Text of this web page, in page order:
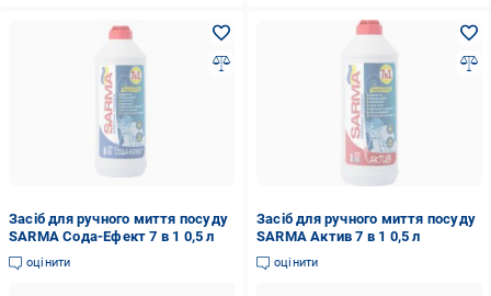
Засіб для ручного миття посуду
SARMA Сода-Ефект 7 в 1 0,5 л
оцінити
Засіб для ручного миття посуду
SARMA Актив 7 в 1 0,5 л
оцінити